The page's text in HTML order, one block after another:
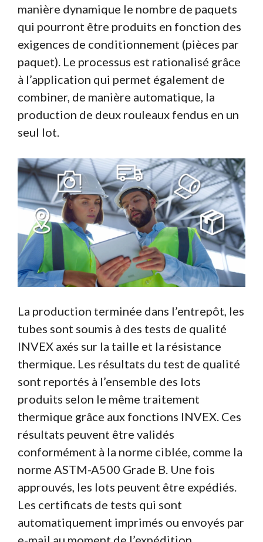
manière dynamique le nombre de paquets
qui pourront être produits en fonction des
exigences de conditionnement (pièces par
paquet). Le processus est rationalisé grâce
à l’application qui permet également de
combiner, de manière automatique, la
production de deux rouleaux fendus en un
seul lot.
La production terminée dans l’entrepôt, les
tubes sont soumis à des tests de qualité
INVEX axés sur la taille et la résistance
thermique. Les résultats du test de qualité
sont reportés à l’ensemble des lots
produits selon le même traitement
thermique grâce aux fonctions INVEX. Ces
résultats peuvent être validés
conformément à la norme ciblée, comme la
norme ASTM-A500 Grade B. Une fois
approuvés, les lots peuvent être expédiés.
Les certificats de tests qui sont
automatiquement imprimés ou envoyés par